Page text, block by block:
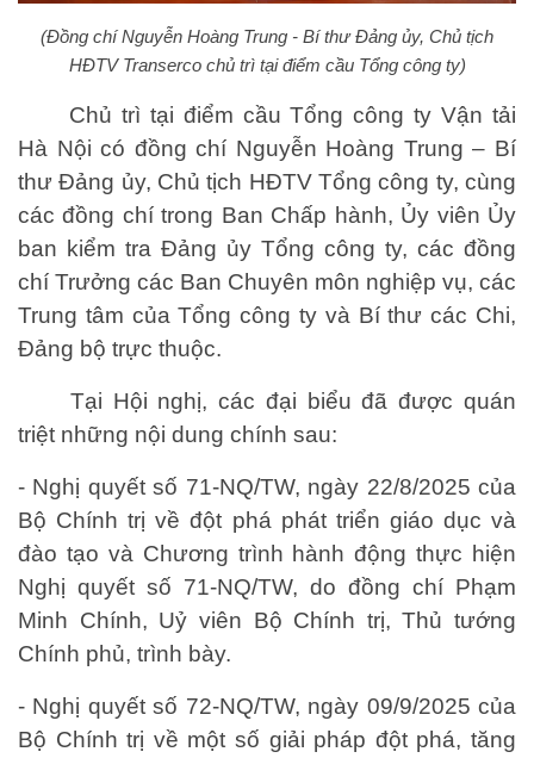
(Đồng chí Nguyễn Hoàng Trung - Bí thư Đảng ủy, Chủ tịch
HĐTV Transerco chủ trì tại điểm cầu Tổng công ty)
Chủ trì tại điểm cầu Tổng công ty Vận tải
Hà Nội có đồng chí Nguyễn Hoàng Trung – Bí
thư Đảng ủy, Chủ tịch HĐTV Tổng công ty, cùng
các đồng chí trong Ban Chấp hành, Ủy viên Ủy
ban kiểm tra Đảng ủy Tổng công ty, các đồng
chí Trưởng các Ban Chuyên môn nghiệp vụ, các
Trung tâm của Tổng công ty và Bí thư các Chi,
Đảng bộ trực thuộc.
Tại Hội nghị, các đại biểu đã được quán
triệt những nội dung chính sau:
- Nghị quyết số 71-NQ/TW, ngày 22/8/2025 của
Bộ Chính trị về đột phá phát triển giáo dục và
đào tạo và Chương trình hành động thực hiện
Nghị quyết số 71-NQ/TW, do đồng chí Phạm
Minh Chính, Uỷ viên Bộ Chính trị, Thủ tướng
Chính phủ, trình bày.
- Nghị quyết số 72-NQ/TW, ngày 09/9/2025 của
Bộ Chính trị về một số giải pháp đột phá, tăng